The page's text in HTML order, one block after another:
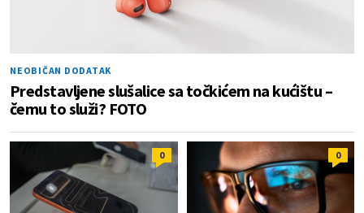
NEOBIČAN DODATAK
Predstavljene slušalice sa točkićem na kućištu –
čemu to služi? FOTO
0 0